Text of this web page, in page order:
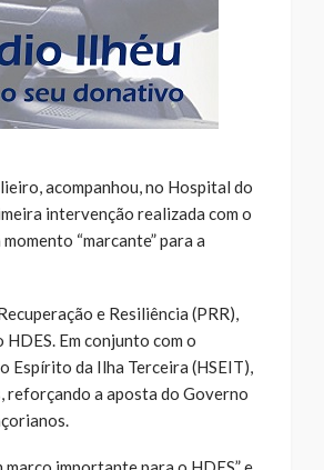
acompanhou, no Hospital do
intervenção realizada com o
“marcante” para a
e Resiliência (PRR),
Em conjunto com o
Espírito da Ilha Terceira (HSEIT),
reforçando a aposta do Governo